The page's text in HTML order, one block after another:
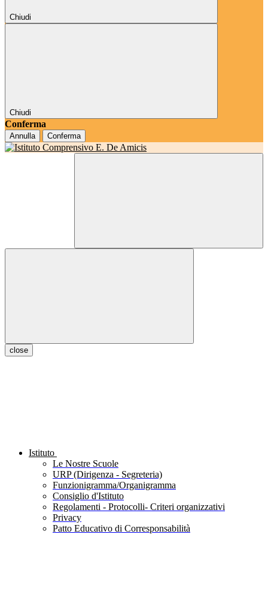
Chiudi
Chiudi
Conferma
Annulla Conferma
close
Istituto
Le Nostre Scuole
URP (Dirigenza - Segreteria)
Funzionigramma/Organigramma
Consiglio d'Istituto
Regolamenti - Protocolli- Criteri organizzativi
Privacy
Patto Educativo di Corresponsabilità